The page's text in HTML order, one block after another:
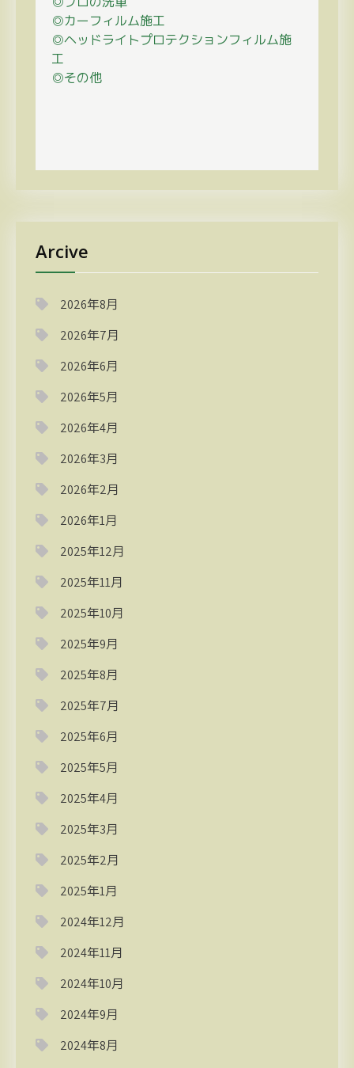
◎カーフィルム施工
◎ヘッドライトプロテクションフィルム施
工
◎その他
Arcive
2026年8月
2026年7月
2026年6月
2026年5月
2026年4月
2026年3月
2026年2月
2026年1月
2025年12月
2025年11月
2025年10月
2025年9月
2025年8月
2025年7月
2025年6月
2025年5月
2025年4月
2025年3月
2025年2月
2025年1月
2024年12月
2024年11月
2024年10月
2024年9月
2024年8月